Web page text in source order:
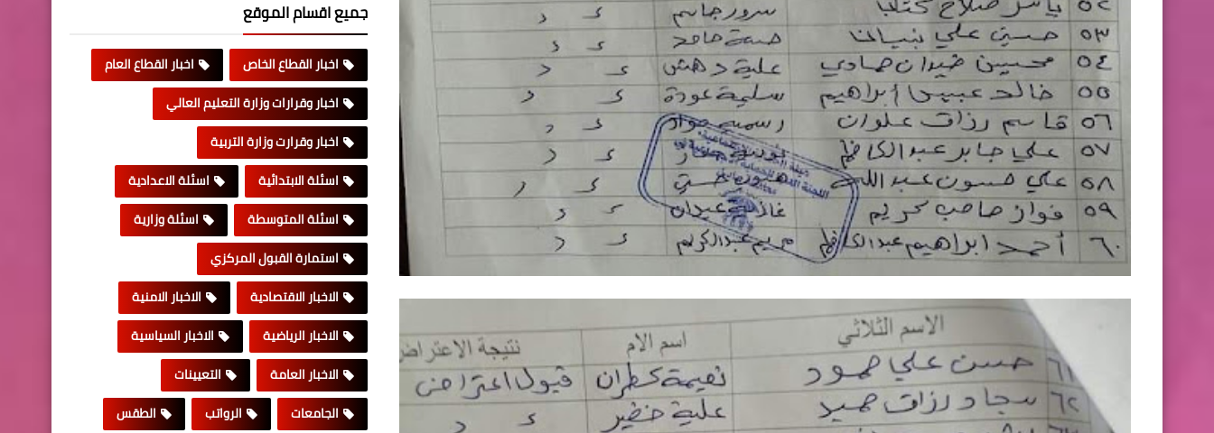
جميع اقسام الموقع
اخبار القطاع الخاص
اخبار القطاع العام
اخبار وقرارات وزارة التعليم العالي
اخبار وقرارت وزارة التربية
اسئلة الابتدائية
اسئلة الاعدادية
اسئلة المتوسطة
اسئلة وزارية
استمارة القبول المركزي
الاخبار الاقتصادية
الاخبار الامنية
الاخبار الرياضية
الاخبار السياسية
الاخبار العامة
التعيينات
الجامعات
الرواتب الطقس